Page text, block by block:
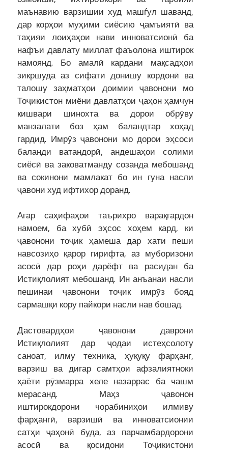
маънавию варзишии худ машѓул шаванд,
дар корҳои муҳими сиёсию ҷамъиятӣ ва
таҳияи лоиҳаҳои нави инноватсионӣ ба
нафъи давлату миллат фаъолона иштирок
намоянд. Бо амалӣ кардани мақсадҳои
зикршуда аз сифати донишу кордонӣ ва
талошу заҳматҳои доимии ҷавонони мо
Тоҷикистон миёни давлатҳои ҷаҳон ҳамчун
кишвари шинохта ва дорои обрӯву
манзалати боз ҳам баландтар хоҳад
гардид. Имрӯз ҷавонони мо дорои эҳсоси
баланди ватандорӣ, андешаҳои солими
сиёсӣ ва заковатманду созанда мебошанд
ва сокинони мамлакат бо ин гуна насли
ҷавони худ ифтихор доранд.
Агар саҳифаҳои таърихро варақгардон
намоем, ба хубӣ эҳсос хоҳем кард, ки
ҷавонони тоҷик ҳамеша дар хати пеши
навсозиҳо қарор гирифта, аз муборизони
асосӣ дар роҳи дарёфт ва расидан ба
Истиқлолият мебошанд. Ин анъанаи насли
пешинаи ҷавонони тоҷик имрӯз бояд
сармашқи кору пайкори насли нав бошад.
Дастовардҳои ҷавонони даврони
Истиқлолият дар ҷодаи истеҳсолоту
саноат, илму техника, ҳуқуқу фарҳанг,
варзиш ва дигар самтҳои афзалиятноки
ҳаёти рӯзмарра хеле назаррас ба чашм
мерасанд. Маҳз ҷавонон
иштирокдорони чорабиниҳои илмиву
фарҳангӣ, варзишӣ ва инноватсионии
сатҳи ҷаҳонӣ буда, аз парчамбардорони
асосӣ ва қосидони Тоҷикистони